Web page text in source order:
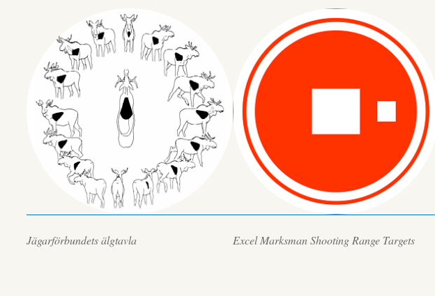
Jägarförbundets älgtavla Excel Marksman Shooting Range Targets